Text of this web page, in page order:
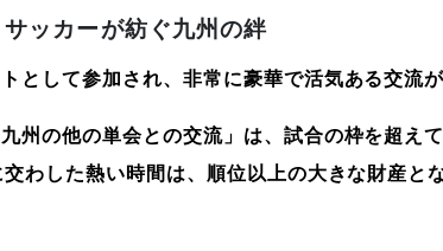
ッカーが紡ぐ九州の絆
として参加され、非常に豪華で活気ある交流
州の他の単会との交流」は、試合の枠を超え
わした熱い時間は、順位以上の大きな財産と